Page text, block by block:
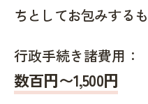
ちとしてお包みするも
行政手続き諸費用：
数百円〜1,500円